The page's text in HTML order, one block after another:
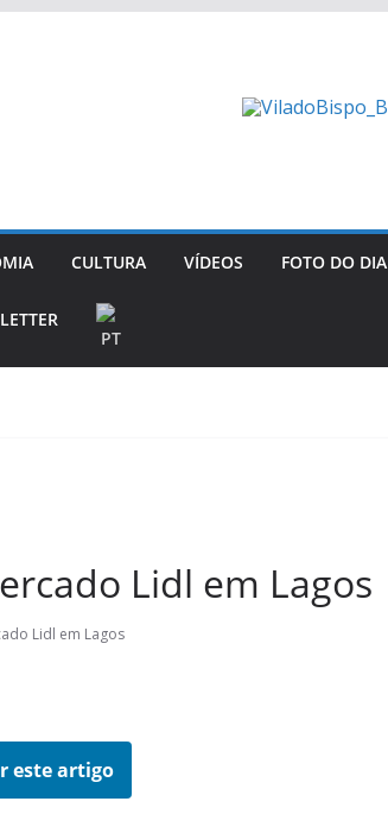
CULTURA VÍDEOS FOTO DO DIA
Lidl em Lagos
Lidl em Lagos
este artigo